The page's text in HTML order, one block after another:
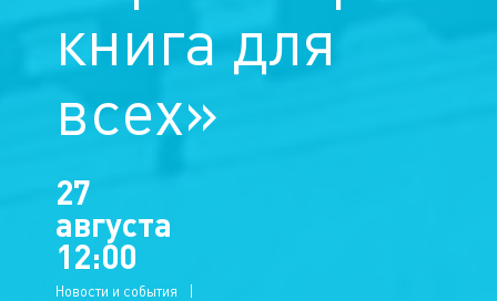
книга для
всех»
27
августа
12:00
Новости и события